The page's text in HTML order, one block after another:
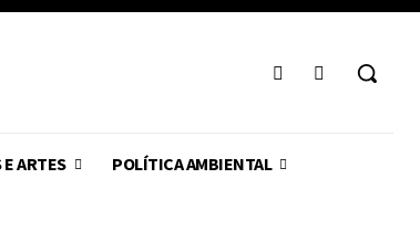
ARTES POLÍTICA AMBIENTAL